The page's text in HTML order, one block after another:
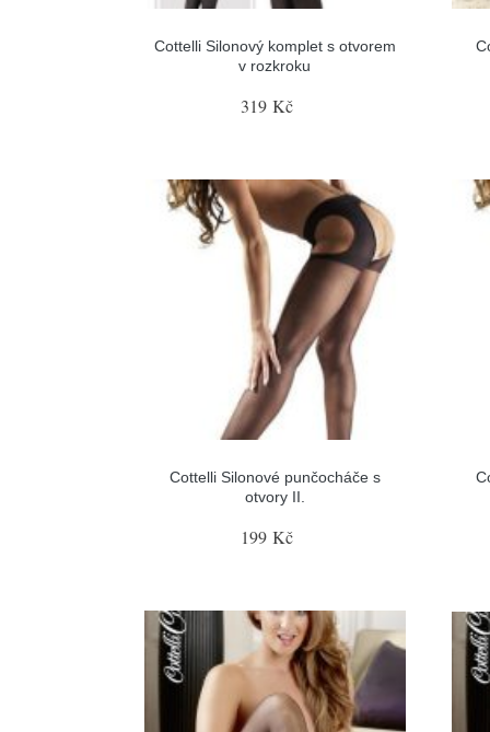
Cottelli Silonový komplet s otvorem
v rozkroku
319 Kč
Cottelli Silonové punčocháče s
otvory II.
199 Kč